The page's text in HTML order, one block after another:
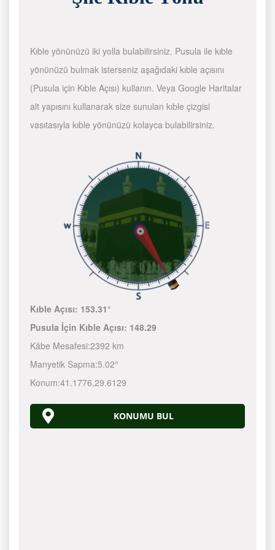
Kıble yönünüzü iki yolla bulabilirsiniz. Pusula ile kıble
yönünüzü bulmak isterseniz aşağıdaki kıble açısını
(Pusula için Kıble Açısı) kullanın. Veya Google Haritalar
alt yapısını kullanarak size sunulan kıble çizgisi
vasıtasıyla kıble yönünüzü kolayca bulabilirsiniz.
Kıble Açısı: 153.31°
Pusula İçin Kıble Açısı: 148.29
Kâbe Mesafesi:2392 km
Manyetik Sapma:5.02°
Konum:41.1776,29.6129
KONUMU BUL